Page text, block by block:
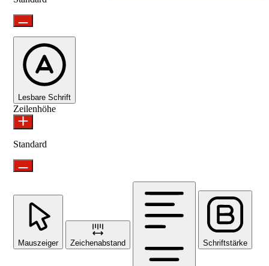
Lesbare Schrift
Zeilenhöhe
Standard
Mauszeiger Zeichenabstand Schriftstärke